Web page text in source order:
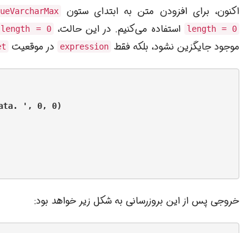
اکنون، برای افزودن متن به ابتدای ستون
length = 0 استفاده می‌کنیم. در این حالت، length = 0
موجود جایگزین نشود، بلکه فقط expression در موقعیت
data. ', 0, 0)
خروجی پس از این بروزرسانی به شکل زیر خواهد بود: